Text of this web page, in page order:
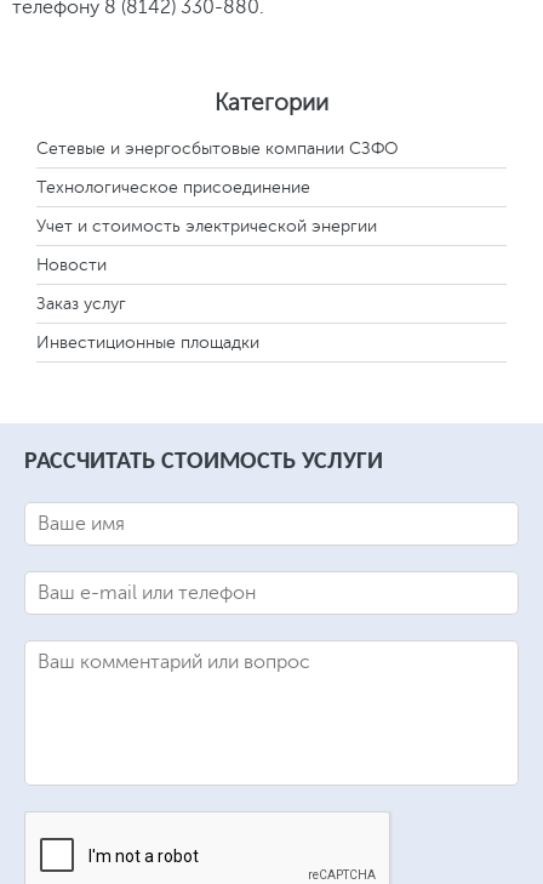
телефону 8 (8142) 330-880.
Категории
Сетевые и энергосбытовые компании СЗФО
Технологическое присоединение
Учет и стоимость электрической энергии
Новости
Заказ услуг
Инвестиционные площадки
РАССЧИТАТЬ СТОИМОСТЬ УСЛУГИ